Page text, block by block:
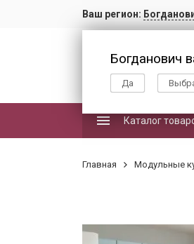
Ваш регион:
Богданович
Да
Каталог
Главная Модульные